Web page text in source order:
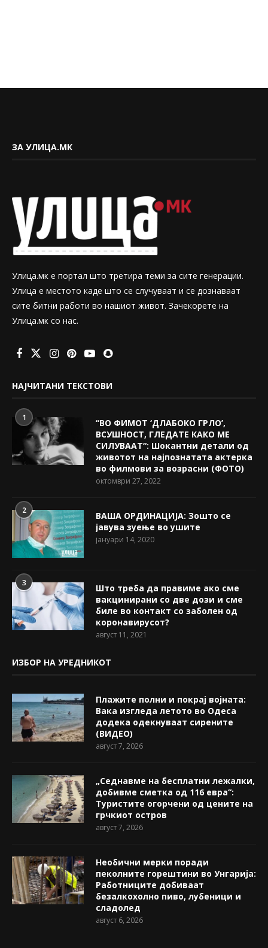
ЗА УЛИЦА.МК
Улица.мк е портал што третира теми за сите генерации.
Улица е местото каде што се случуваат и се дознаваат
сите битни работи во нашиот живот. Зачекорете на
Улица.мк со нас.
НАЈЧИТАНИ ТЕКСТОВИ
1
“ВО ФИМОТ ‘ДЛАБОКО ГРЛО’,
ВСУШНОСТ, ГЛЕДАТЕ КАКО МЕ
СИЛУВААТ“: Шокантни детали од
животот на најпознатата актерка
во филмови за возрасни (ФОТО)
октомври 27, 2022
2
ВАША ОРДИНАЦИЈА: Зошто се
јавува зуење во ушите
јануари 14, 2020
3
Што треба да правиме ако сме
вакцинирани со две дози и сме
биле во контакт со заболен од
коронавирусот?
август 11, 2021
ИЗБОР НА УРЕДНИКОТ
Плажите полни и покрај војната:
Вака изгледа летото во Одеса
додека одекнуваат сирените
(ВИДЕО)
август 7, 2026
„Седнавме на бесплатни лежалки,
добивме сметка од 116 евра“:
Туристите огорчени од цените на
грчкиот остров
август 7, 2026
Необични мерки поради
пеколните горештини во Унгарија:
Работниците добиваат
безалкохолно пиво, лубеници и
сладолед
август 6, 2026